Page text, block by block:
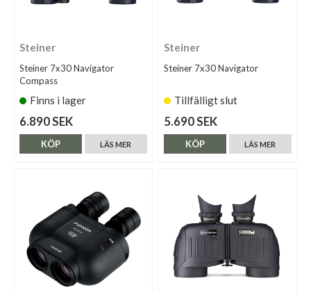
Steiner
Steiner 7x30 Navigator
Compass
Finns i lager
6.890 SEK
LÄS MER
KÖP
Steiner
Steiner 7x30 Navigator
Tillfälligt slut
5.690 SEK
LÄS MER
KÖP